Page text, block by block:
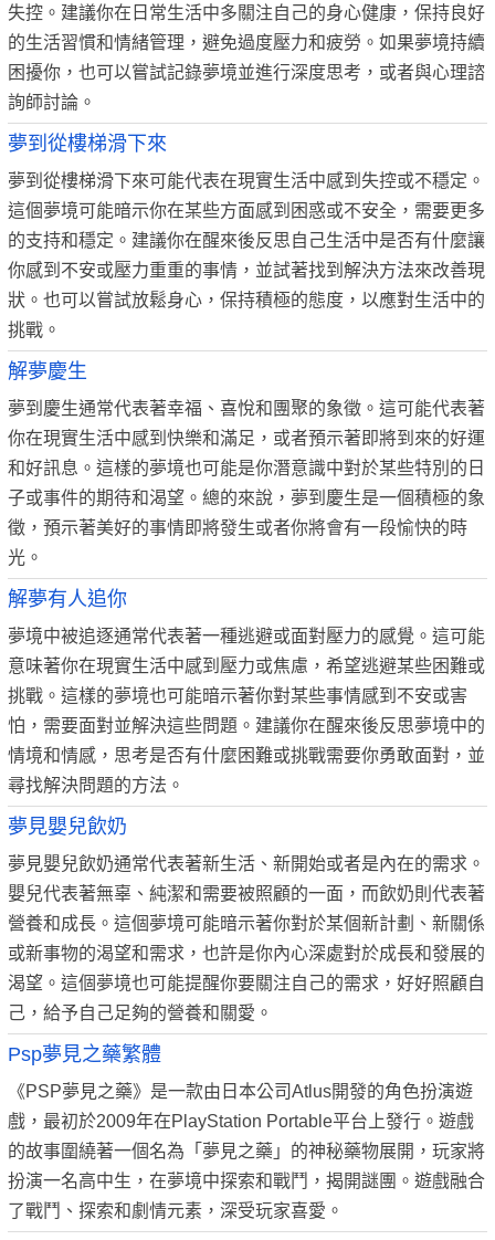
失控。建議你在日常生活中多關注自己的身心健康，保持良好
的生活習慣和情緒管理，避免過度壓力和疲勞。如果夢境持續
困擾你，也可以嘗試記錄夢境並進行深度思考，或者與心理諮
詢師討論。
夢到從樓梯滑下來
夢到從樓梯滑下來可能代表在現實生活中感到失控或不穩定。
這個夢境可能暗示你在某些方面感到困惑或不安全，需要更多
的支持和穩定。建議你在醒來後反思自己生活中是否有什麼讓
你感到不安或壓力重重的事情，並試著找到解決方法來改善現
狀。也可以嘗試放鬆身心，保持積極的態度，以應對生活中的
挑戰。
解夢慶生
夢到慶生通常代表著幸福、喜悅和團聚的象徵。這可能代表著
你在現實生活中感到快樂和滿足，或者預示著即將到來的好運
和好訊息。這樣的夢境也可能是你潛意識中對於某些特別的日
子或事件的期待和渴望。總的來說，夢到慶生是一個積極的象
徵，預示著美好的事情即將發生或者你將會有一段愉快的時
光。
解夢有人追你
夢境中被追逐通常代表著一種逃避或面對壓力的感覺。這可能
意味著你在現實生活中感到壓力或焦慮，希望逃避某些困難或
挑戰。這樣的夢境也可能暗示著你對某些事情感到不安或害
怕，需要面對並解決這些問題。建議你在醒來後反思夢境中的
情境和情感，思考是否有什麼困難或挑戰需要你勇敢面對，並
尋找解決問題的方法。
夢見嬰兒飲奶
夢見嬰兒飲奶通常代表著新生活、新開始或者是內在的需求。
嬰兒代表著無辜、純潔和需要被照顧的一面，而飲奶則代表著
營養和成長。這個夢境可能暗示著你對於某個新計劃、新關係
或新事物的渴望和需求，也許是你內心深處對於成長和發展的
渴望。這個夢境也可能提醒你要關注自己的需求，好好照顧自
己，給予自己足夠的營養和關愛。
Psp夢見之藥繁體
《PSP夢見之藥》是一款由日本公司Atlus開發的角色扮演遊
戲，最初於2009年在PlayStation Portable平台上發行。遊戲
的故事圍繞著一個名為「夢見之藥」的神秘藥物展開，玩家將
扮演一名高中生，在夢境中探索和戰鬥，揭開謎團。遊戲融合
了戰鬥、探索和劇情元素，深受玩家喜愛。